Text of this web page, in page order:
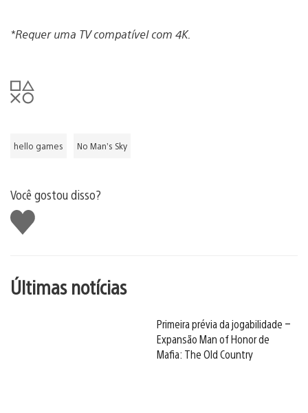
*Requer uma TV compatível com 4K.
hello games No Man’s Sky
Você gostou disso?
Curtir
Últimas notícias
Primeira prévia da jogabilidade –
Expansão Man of Honor de
Mafia: The Old Country